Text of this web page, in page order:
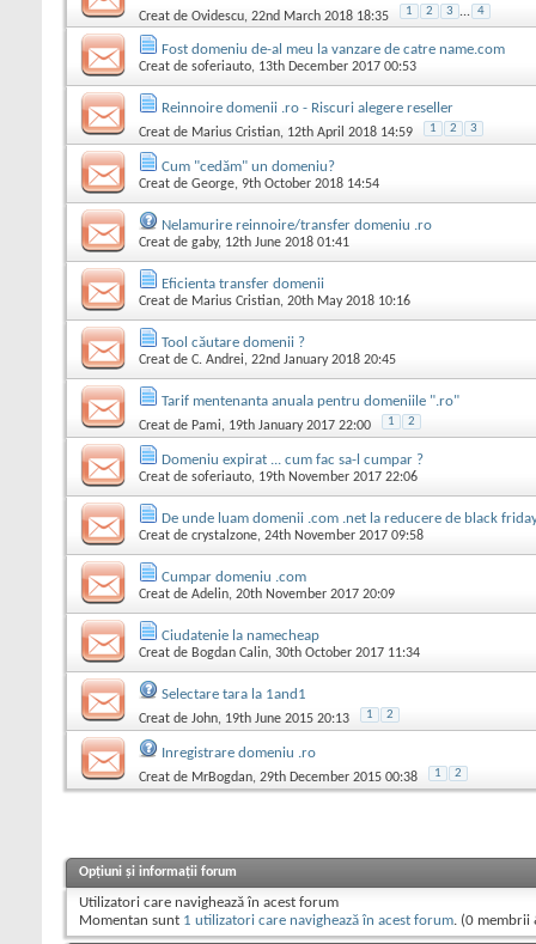
Creat de Ovidescu, 22nd March 2018 18:35 1 2 3 ... 4
Fost domeniu de-al meu la vanzare de catre name.com
Creat de soferiauto, 13th December 2017 00:53
Reinnoire domenii .ro - Riscuri alegere reseller
Creat de Marius Cristian, 12th April 2018 14:59 1 2 3
Cum "cedăm" un domeniu?
Creat de George, 9th October 2018 14:54
Nelamurire reinnoire/transfer domeniu .ro
Creat de gaby, 12th June 2018 01:41
Eficienta transfer domenii
Creat de Marius Cristian, 20th May 2018 10:16
Tool căutare domenii ?
Creat de C. Andrei, 22nd January 2018 20:45
Tarif mentenanta anuala pentru domeniile ".ro"
Creat de Pami, 19th January 2017 22:00 1 2
Domeniu expirat ... cum fac sa-l cumpar ?
Creat de soferiauto, 19th November 2017 22:06
De unde luam domenii .com .net la reducere de black
Creat de crystalzone, 24th November 2017 09:58
Cumpar domeniu .com
Creat de Adelin, 20th November 2017 20:09
Ciudatenie la namecheap
Creat de Bogdan Calin, 30th October 2017 11:34
Selectare tara la 1and1
Creat de John, 19th June 2015 20:13 1 2
Inregistrare domeniu .ro
Creat de MrBogdan, 29th December 2015 00:38 1 2
Opțiuni și informații forum
Utilizatori care navighează în acest forum
Momentan sunt 1 utilizatori care navighează în acest forum. (0 membrii